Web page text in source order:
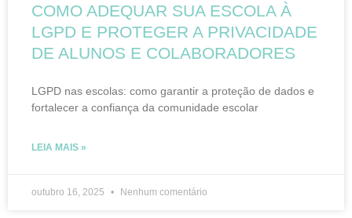
COMO ADEQUAR SUA ESCOLA À
LGPD E PROTEGER A PRIVACIDADE
DE ALUNOS E COLABORADORES
LGPD nas escolas: como garantir a proteção de dados e
fortalecer a confiança da comunidade escolar
LEIA MAIS »
outubro 16, 2025 Nenhum comentário